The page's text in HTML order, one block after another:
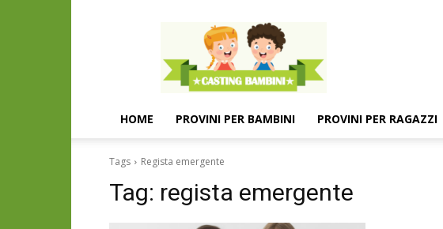
Casting
e
provini
per
bambini
e
HOME PROVINI PER BAMBINI PROVINI PER RAGAZZI
Tags Regista emergente
Tag: regista emergente